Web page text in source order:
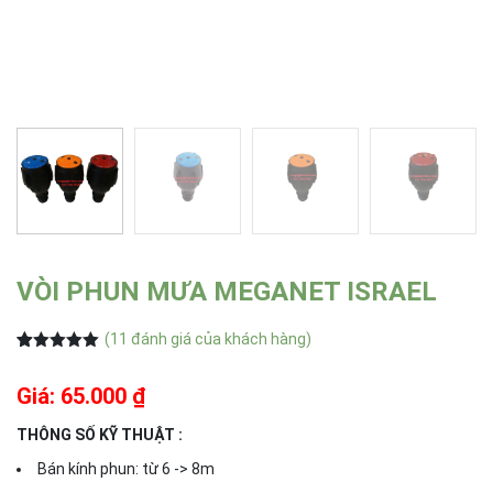
VÒI PHUN MƯA MEGANET ISRAEL
đánh giá
(11 đánh giá của khách hàng)
Giá: 65.000 ₫
THÔNG SỐ KỸ THUẬT :
Bán kính phun: từ 6 -> 8m